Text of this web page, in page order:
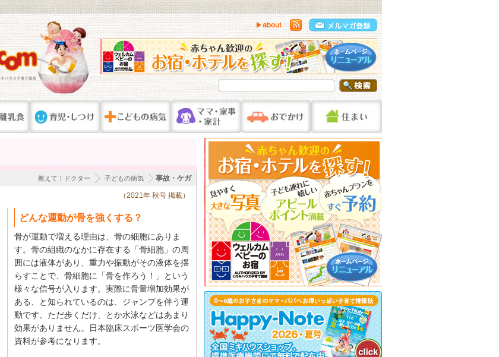
事故・ケガ
子どもの病気
教えて！ドクター
（2021年 秋号 掲載）
どんな運動が骨を強くする？
骨が運動で増える理由は、骨の細胞にありま
す。骨の組織のなかに存在する「骨細胞」の周
囲には液体があり、重力や振動がその液体を揺
らすことで、骨細胞に「骨を作ろう！」という
様々な信号が入ります。実際に骨量増加効果が
ある、と知られているのは、ジャンプを伴う運
動です。ただ歩くだけ、とか水泳などはあまり
効果がありません。日本臨床スポーツ医学会の
資料が参考になります。